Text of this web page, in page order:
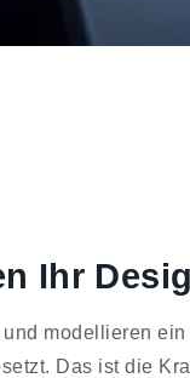
Ihr
modellieren
Das ist die